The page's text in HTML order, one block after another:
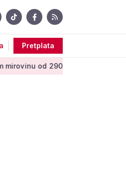
Pretplata
290 eura, a dobijem i socijalnu